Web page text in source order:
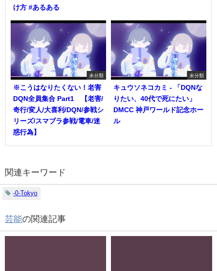
け方 #あるある
未分類
※こうはなりたくない！老害
DQN全員集合 Part1 【老害/
奇行/変人/大喜利/DQN/参戦シ
リーズ/スマブラ参戦/電車/迷
惑行為】
未分類
キュウソネコカミ - 「DQNな
りたい、40代で死にたい」
DMCC 神戸ワールド記念ホー
ル
関連キーワード
-0-Tokyo
芸能の関連記事